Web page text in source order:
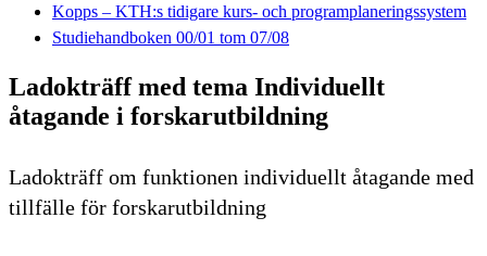
Kopps – KTH:s tidigare kurs- och programplaneringssystem
Studiehandboken 00/01 tom 07/08
Ladokträff med tema Individuellt
åtagande i forskarutbildning
Ladokträff om funktionen individuellt åtagande med
tillfälle för forskarutbildning